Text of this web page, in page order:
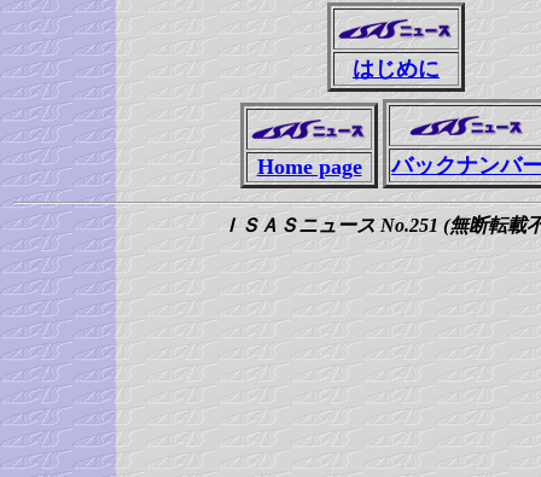
はじめに
Home page バックナンバ
ＩＳＡＳニュース No.251 (無断転載